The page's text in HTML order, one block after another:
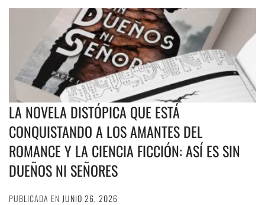
LA NOVELA DISTÓPICA QUE ESTÁ
CONQUISTANDO A LOS AMANTES DEL
ROMANCE Y LA CIENCIA FICCIÓN: ASÍ ES SIN
DUEÑOS NI SEÑORES
PUBLICADA EN JUNIO 26, 2026